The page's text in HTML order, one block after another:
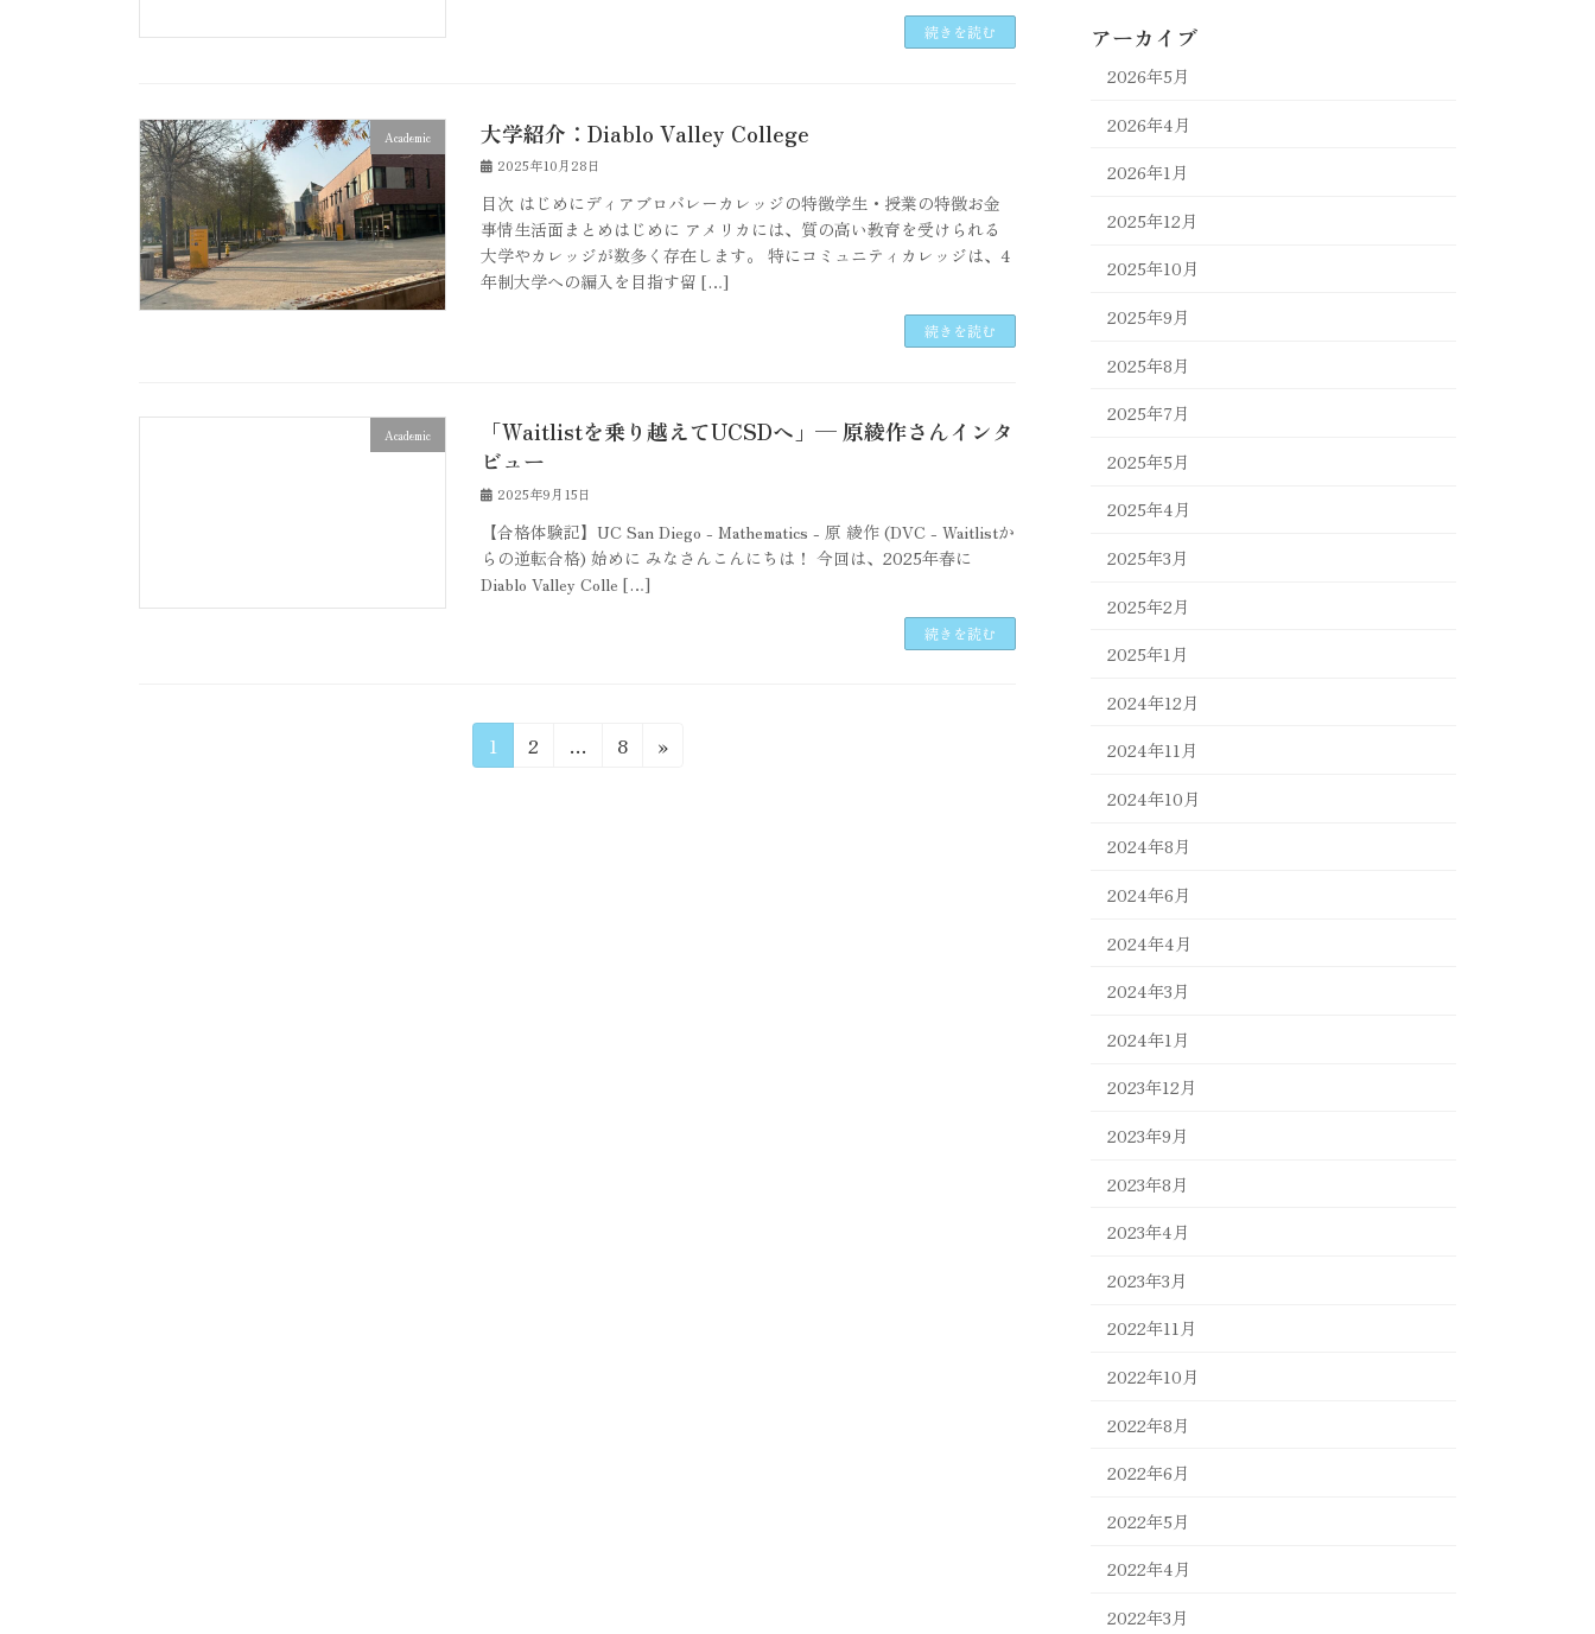
続きを読む
Academic 大学紹介：Diablo Valley College
2025年10月28日
目次 はじめにディアブロバレーカレッジの特徴学生・授業の特徴お金
事情生活面まとめはじめに アメリカには、質の高い教育を受けられる
大学やカレッジが数多く存在します。 特にコミュニティカレッジは、4
年制大学への編入を目指す留 […]
続きを読む
Academic
「Waitlistを乗り越えてUCSDへ」— 原綾作さんインタ
ビュー
2025年9月15日
【合格体験記】UC San Diego - Mathematics - 原 綾作 (DVC - Waitlistか
らの逆転合格) 始めに みなさんこんにちは！ 今回は、2025年春に
Diablo Valley Colle […]
続きを読む
固
定
1
固
2 …
固
8 »
アーカイブ
2026年5月
2026年4月
2026年1月
2025年12月
2025年10月
2025年9月
2025年8月
2025年7月
2025年5月
2025年4月
2025年3月
2025年2月
2025年1月
2024年12月
2024年11月
2024年10月
2024年8月
2024年6月
2024年4月
2024年3月
2024年1月
2023年12月
2023年9月
2023年8月
2023年4月
2023年3月
2022年11月
2022年10月
2022年8月
2022年6月
2022年5月
2022年4月
2022年3月